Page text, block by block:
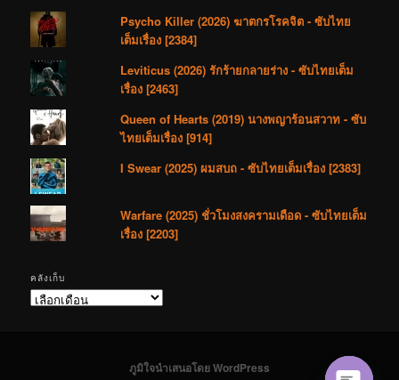
Psycho Killer (2026) ฆาตกรโรคจิต - ซับไทย
เต็มเรื่อง [2384]
Leviticus (2026) รักร้ายกลายร่าง - ซับไทยเต็ม
เรื่อง [2463]
Queen of Hearts (2019) นางพญาร้อนสวาท - ซับ
ไทยเต็มเรื่อง [914]
I Swear (2025) ผมสบถ - ซับไทยเต็มเรื่อง [2383]
Warfare (2025) ชั่วโมงสงครามเดือด - ซับไทยเต็ม
เรื่อง [2203]
คลังเก็บ
คลัง
ภูมิใจนำเสนอโดย WordPress